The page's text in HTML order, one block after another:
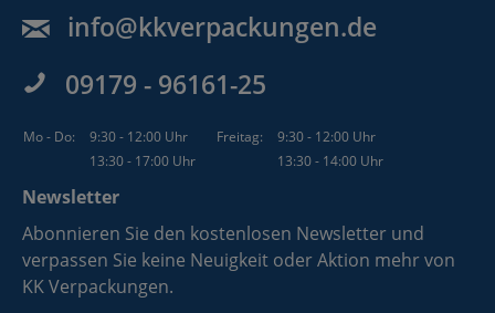
info@kkverpackungen.de
09179 - 96161-25
Mo - Do: 9:30 - 12:00 Uhr Freitag:
9:30 - 12:00 Uhr
13:30 - 17:00 Uhr
13:30 - 14:00 Uhr
Newsletter
Abonnieren Sie den kostenlosen Newsletter und
verpassen Sie keine Neuigkeit oder Aktion mehr von
KK Verpackungen.